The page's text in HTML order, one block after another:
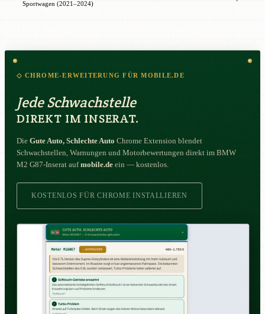
Sportwagen (2021–2024)
◇ CHROME-ERWEITERUNG FÜR MOBILE.DE
Jede Schwachstelle
DIREKT IM INSERAT.
Die Gute Auto, Schlechte Auto Chrome Extension blendet
Schwachstellen, Warnungen und Motorbewertungen direkt im BMW
M2 G87-Inserat aufmobile.de ein — kostenlos.
KOSTENLOS FÜR CHROME INSTALLIEREN